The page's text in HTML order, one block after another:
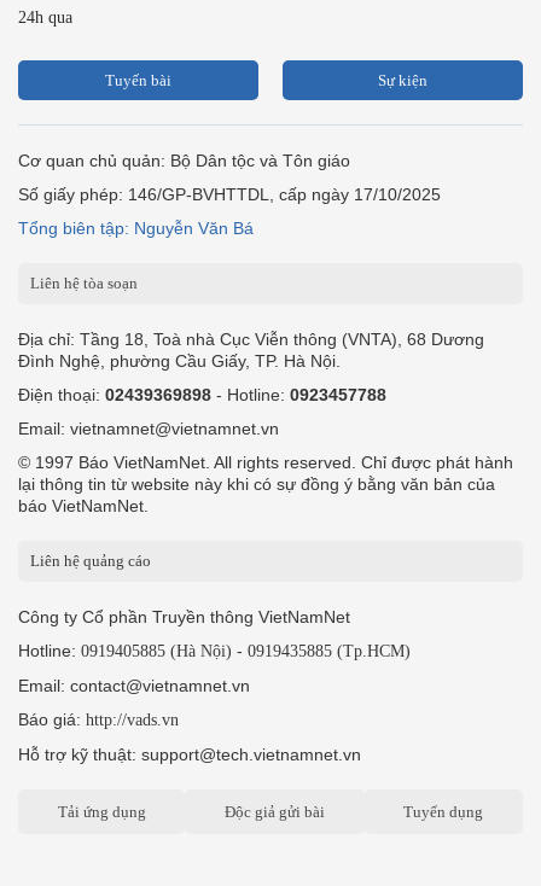
24h qua
Tuyến bài Sự kiện
Cơ quan chủ quản: Bộ Dân tộc và Tôn giáo
Số giấy phép: 146/GP-BVHTTDL, cấp ngày 17/10/2025
Tổng biên tập: Nguyễn Văn Bá
Liên hệ tòa soạn
Địa chỉ: Tầng 18, Toà nhà Cục Viễn thông (VNTA), 68 Dương
Đình Nghệ, phường Cầu Giấy, TP. Hà Nội.
Điện thoại: 02439369898 - Hotline: 0923457788
Email: vietnamnet@vietnamnet.vn
© 1997 Báo VietNamNet. All rights reserved. Chỉ được phát hành
lại thông tin từ website này khi có sự đồng ý bằng văn bản của
báo VietNamNet.
Liên hệ quảng cáo
Công ty Cổ phần Truyền thông VietNamNet
Hotline: 0919405885 (Hà Nội) - 0919435885 (Tp.HCM)
Email: contact@vietnamnet.vn
Báo giá: http://vads.vn
Hỗ trợ kỹ thuật: support@tech.vietnamnet.vn
Tải ứng dụng Độc giả gửi bài Tuyển dụng